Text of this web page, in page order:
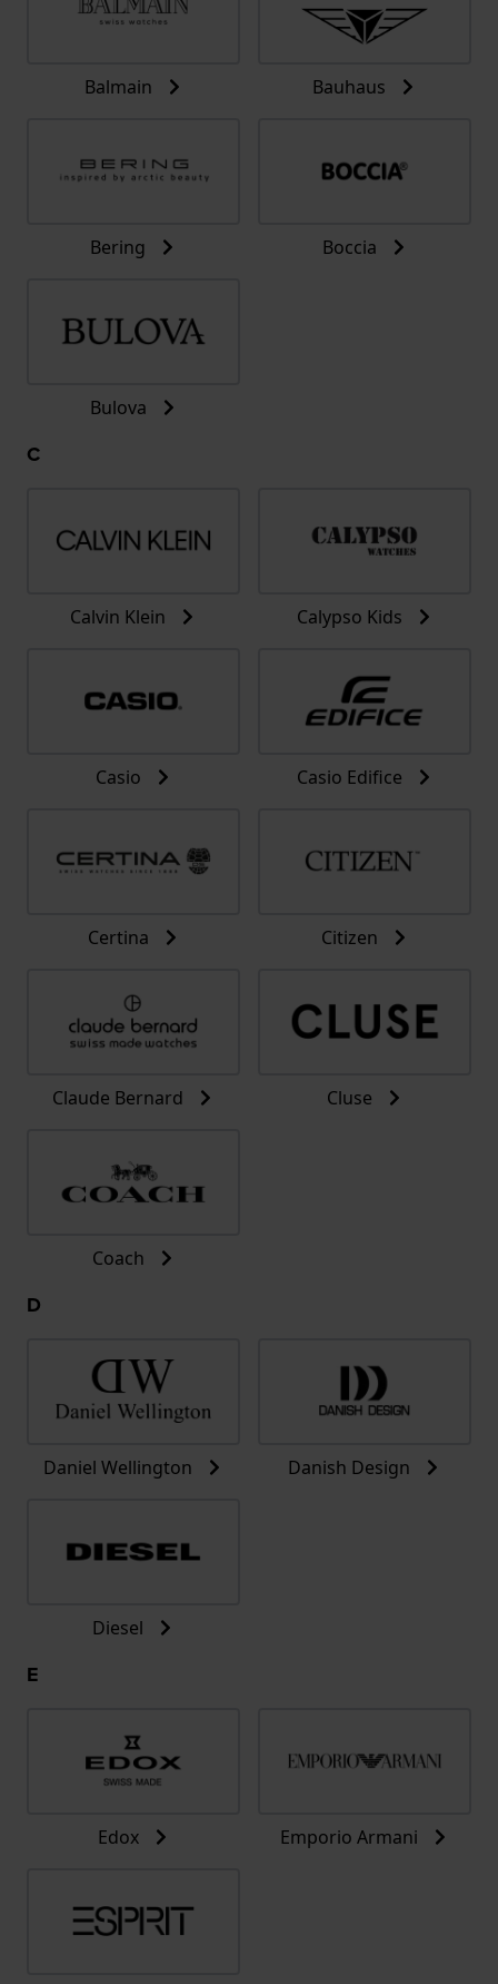
Balmain Bauhaus
Bering Boccia
Bulova
C
Calvin Klein Calypso Kids
Casio Casio Edifice
Certina Citizen
Claude Bernard Cluse
Coach
D
Daniel Wellington Danish Design
Diesel
E
Edox Emporio Armani